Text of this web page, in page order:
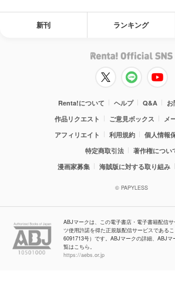
新刊 ランキング
Renta!について ヘルプ Q&A
作品リクエスト
ご意見ボックス
メ
アフィリエイト
利用規約
個人情報
特定商取引法
著作権につい
漫画家募集
海賊版に対する取り組み
© PAPYLESS
ABJマークは、この電子書店・電子書籍配信
ツ使用許諾を得た正規版配信サービスである
6091713号）です。ABJマークの詳細、ABJ
覧はこちら。
https://aebs.or.jp